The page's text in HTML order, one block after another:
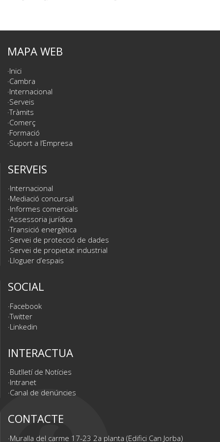
MAPA WEB
Inici
Cambra
Internacional
Serveis
Tràmits
Comerç
Formació
Suport a l’Empresa
SERVEIS
Internacional
Mediació concursal
Informes comercials
Assessoria jurídica
Transició energètica
Servei de protecció de dades
Servei de propietat industrial
Lloguer d’espais
SOCIAL
Facebook
Twitter
Linkedin
INTERACTUA
Butlletí de Notícies
Intranet
Canal de denúncies
CONTACTE
Muralla del carme 17-23 2a planta (Edifici Can Jorba)